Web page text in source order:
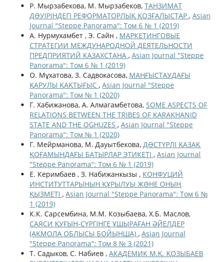
Р. Мырзабекова, М. Мырзабеков, ТАНЗИМАТ
ДƏУІРІНДЕГІ РЕФОРМАТОРЛЫҚ ҚОЗҒАЛЫСТАР , Asian
Journal "Steppe Panorama": Том 6 № 1 (2019)
А. Нурмухамбет , Э. Сайн , МАРКЕТИНГОВЫЕ
СТРАТЕГИИ МЕЖДУНАРОДНОЙ ДЕЯТЕЛЬНОСТИ
ПРЕДПРИЯТИЙ КАЗАХСТАНА , Asian Journal "Steppe
Panorama": Том 6 № 1 (2019)
О. Мұхатова, З. Садвокасова, МАҢҒЫСТАУДАҒЫ
ҚАРУЛЫ ҚАҚТЫҒЫС , Asian Journal "Steppe
Panorama": Том № 1 (2020)
Г. Хабижанова, А. Алмагамбетова, SOME ASPECTS OF
RELATIONS BETWEEN THE TRIBES OF KARAKHANID
STATE AND THE OGHUZES , Asian Journal "Steppe
Panorama": Том № 1 (2020)
Г. Мейрманова, М. Дауытбекова, ДƏСТҮРЛІ ҚАЗАҚ
ҚОҒАМЫНДАҒЫ БАТЫРЛАР ЭТИКЕТІ , Asian Journal
"Steppe Panorama": Том 6 № 1 (2019)
Е. Керимбаев , З. Набижанкызы , КОНФУЦИЙ
ИНСТИТУТТАРЫНЫҢ ҚҰРЫЛУЫ ЖƏНЕ ОНЫҢ
ҚЫЗМЕТІ , Asian Journal "Steppe Panorama": Том 6 №
1 (2019)
К.К. Сарсембина, М.М. Козыбаева, Х.Б. Маслов,
САЯСИ ҚУҒЫН-СҮРГІНГЕ ҰШЫРАҒАН ӘЙЕЛДЕР
(АҚМОЛА ОБЛЫСЫ БОЙЫНША) , Asian Journal
"Steppe Panorama": Том 8 № 3 (2021)
Т. Садыков, С. Набиев , АКАДЕМИК М.Қ. ҚОЗЫБАЕВ